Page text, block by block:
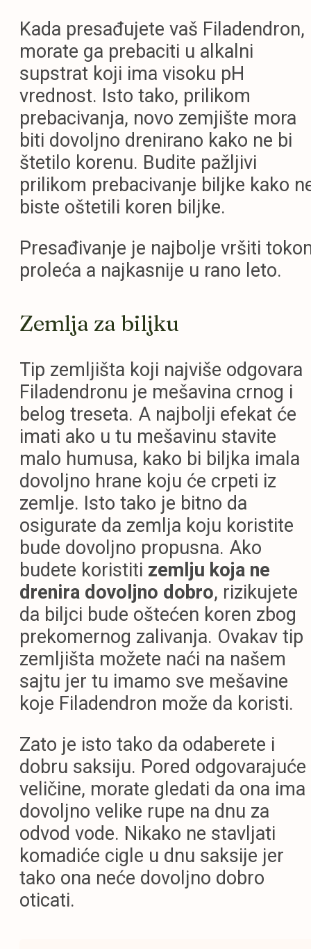
Kada presađujete vaš Filadendron,
morate ga prebaciti u alkalni
supstrat koji ima visoku pH
vrednost. Isto tako, prilikom
prebacivanja, novo zemjište mora
biti dovoljno drenirano kako ne bi
štetilo korenu. Budite pažljivi
prilikom prebacivanje biljke kako
biste oštetili koren biljke.
Presađivanje je najbolje vršiti
proleća a najkasnije u rano leto.
Zemlja za biljku
Tip zemljišta koji najviše odgovara
Filadendronu je mešavina crnog i
belog treseta. A najbolji efekat će
imati ako u tu mešavinu stavite
malo humusa, kako bi biljka imala
dovoljno hrane koju će crpeti iz
zemlje. Isto tako je bitno da
osigurate da zemlja koju koristite
bude dovoljno propusna. Ako
budete koristiti zemlju koja ne
drenira dovoljno dobro, rizikujete
da biljci bude oštećen koren zbog
prekomernog zalivanja. Ovakav tip
zemljišta možete naći na našem
sajtu jer tu imamo sve mešavine
koje Filadendron može da koristi.
Zato je isto tako da odaberete i
dobru saksiju. Pored odgovarajuće
veličine, morate gledati da ona ima
dovoljno velike rupe na dnu za
odvod vode. Nikako ne stavljati
komadiće cigle u dnu saksije jer
tako ona neće dovoljno dobro
oticati.